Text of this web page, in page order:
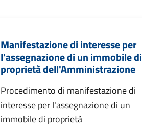
Manifestazione di interesse per
l'assegnazione di un immobile di
proprietà dell'Amministrazione
Procedimento di manifestazione di
interesse per l'assegnazione di un
immobile di proprietà